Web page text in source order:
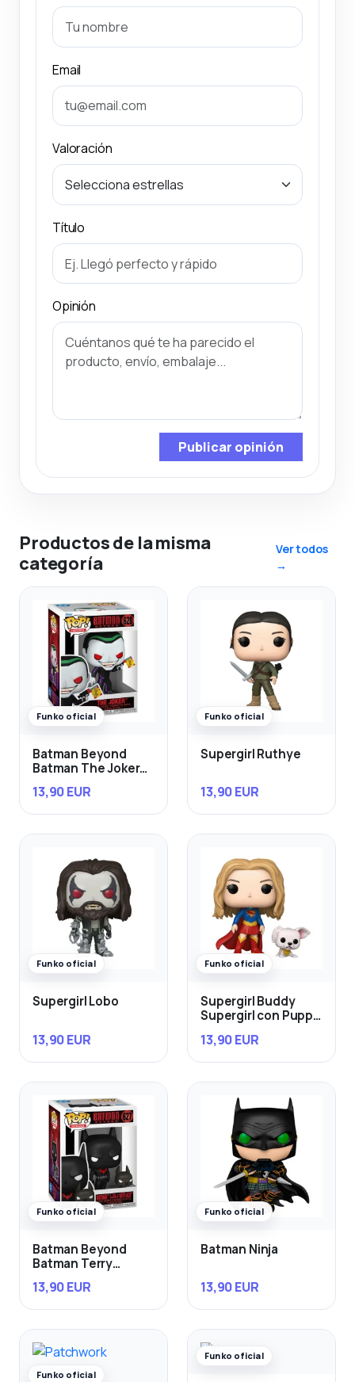
Email
Valoración
Título
Opinión
Publicar opinión
Productos de la misma
categoría
Ver todos
→
Funko oficial
Batman Beyond
Batman The Joker
13,90 EUR
Funko oficial
Supergirl Ruthye
13,90 EUR
Funko oficial
Supergirl Lobo
13,90 EUR
Funko oficial
Supergirl Buddy
Supergirl con Puppy
13,90 EUR
Funko oficial
Batman Beyond
Batman Terry
13,90 EUR
Funko oficial
Batman Ninja
13,90 EUR
Funko oficial
Funko oficial